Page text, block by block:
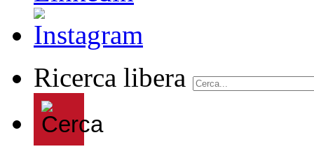
Ricerca libera